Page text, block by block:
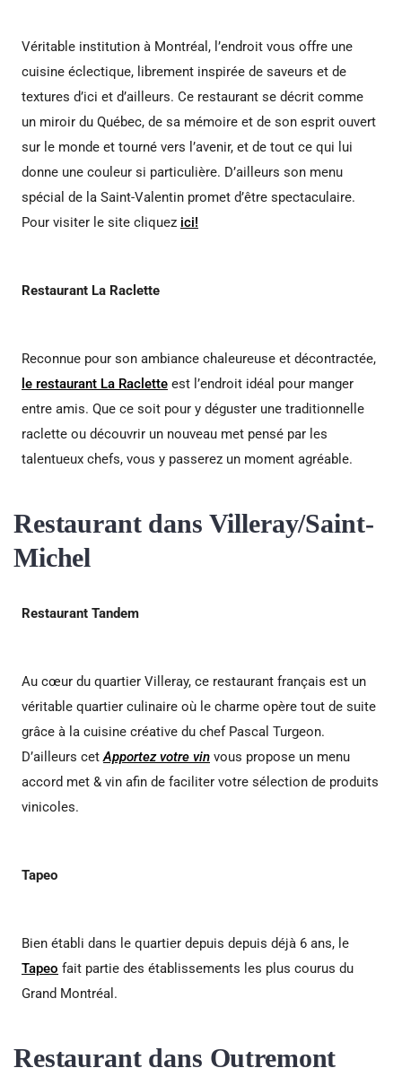
Véritable institution à Montréal, l’endroit vous offre une
cuisine éclectique, librement inspirée de saveurs et de
textures d’ici et d’ailleurs. Ce restaurant se décrit comme
un miroir du Québec, de sa mémoire et de son esprit ouvert
sur le monde et tourné vers l’avenir, et de tout ce qui lui
donne une couleur si particulière. D’ailleurs son menu
spécial de la Saint-Valentin promet d’être spectaculaire.
Pour visiter le site cliquez ici!
Restaurant La Raclette
Reconnue pour son ambiance chaleureuse et décontractée,
le restaurant La Raclette est l’endroit idéal pour manger
entre amis. Que ce soit pour y déguster une traditionnelle
raclette ou découvrir un nouveau met pensé par les
talentueux chefs, vous y passerez un moment agréable.
Restaurant dans Villeray/Saint-
Michel
Restaurant Tandem
Au cœur du quartier Villeray, ce restaurant français est un
véritable quartier culinaire où le charme opère tout de suite
grâce à la cuisine créative du chef Pascal Turgeon.
D’ailleurs cetApportez votre vin vous propose un menu
accord met & vin afin de faciliter votre sélection de produits
vinicoles.
Tapeo
Bien établi dans le quartier depuis depuis déjà 6 ans, le
Tapeo fait partie des établissements les plus courus du
Grand Montréal.
Restaurant dans Outremont